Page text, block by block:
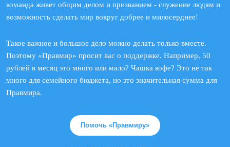
команда живет общим делом и призванием - служение людям и
возможность сделать мир вокруг добрее и милосерднее!
Такое важное и большое дело можно делать только вместе.
Поэтому «Правмир» просит вас о поддержке. Например, 50
рублей в месяц это много или мало? Чашка кофе? Это не так
много для семейного бюджета, но это значительная сумма для
Правмира.
Помочь «Правмиру»